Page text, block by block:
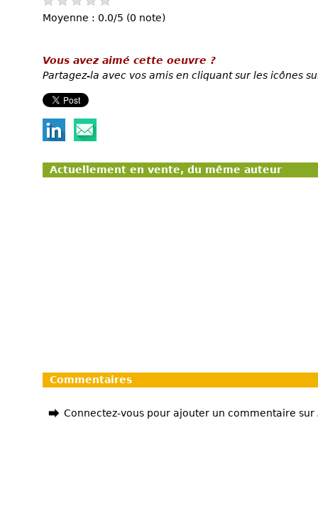
Moyenne : 0.0/5 (0 note)
Vous avez aimé cette oeuvre ?
Partagez-la avec vos amis en cliquant sur les icônes
Actuellement en vente, du même auteur
Commentaires
Connectez-vous pour ajouter un commentaire sur